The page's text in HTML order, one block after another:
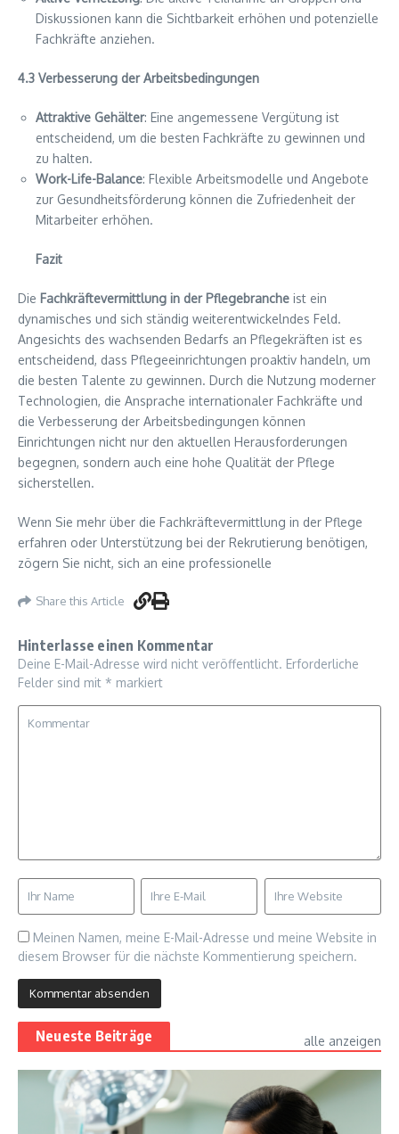
Diskussionen kann die Sichtbarkeit erhöhen und potenzielle
Fachkräfte anziehen.
4.3 Verbesserung der Arbeitsbedingungen
Attraktive Gehälter: Eine angemessene Vergütung ist
entscheidend, um die besten Fachkräfte zu gewinnen und
zu halten.
Work-Life-Balance: Flexible Arbeitsmodelle und Angebote
zur Gesundheitsförderung können die Zufriedenheit der
Mitarbeiter erhöhen.
Fazit
Die Fachkräftevermittlung in der Pflegebranche ist ein
dynamisches und sich ständig weiterentwickelndes Feld.
Angesichts des wachsenden Bedarfs an Pflegekräften ist es
entscheidend, dass Pflegeeinrichtungen proaktiv handeln, um
die besten Talente zu gewinnen. Durch die Nutzung moderner
Technologien, die Ansprache internationaler Fachkräfte und
die Verbesserung der Arbeitsbedingungen können
Einrichtungen nicht nur den aktuellen Herausforderungen
begegnen, sondern auch eine hohe Qualität der Pflege
sicherstellen.
Wenn Sie mehr über die Fachkräftevermittlung in der Pflege
erfahren oder Unterstützung bei der Rekrutierung benötigen,
zögern Sie nicht, sich an eine professionelle
Share this Article
Hinterlasse einen Kommentar
Deine E-Mail-Adresse wird nicht veröffentlicht. Erforderliche
Felder sind mit * markiert
Meinen Namen, meine E-Mail-Adresse und meine Website in
diesem Browser für die nächste Kommentierung speichern.
Neueste Beiträge alle anzeigen